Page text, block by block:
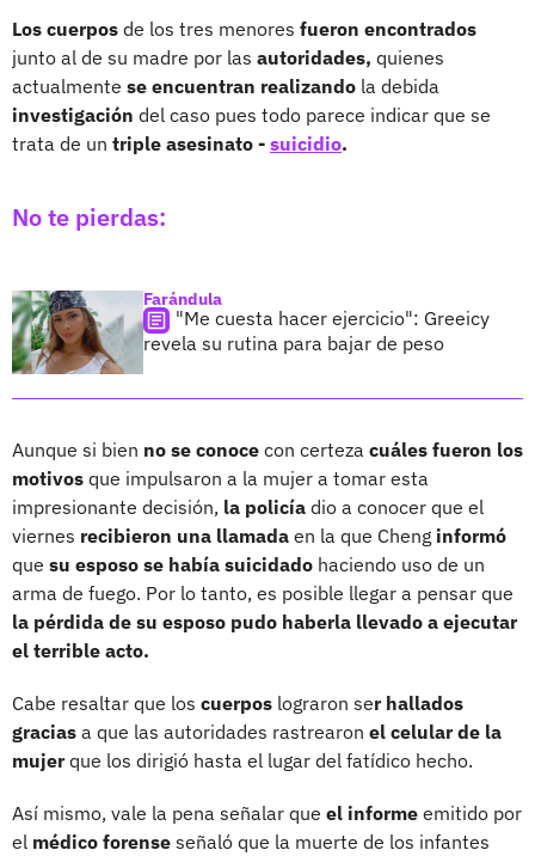
Los cuerpos de los tres menores fueron encontrados
junto al de su madre por las autoridades, quienes
actualmente se encuentran realizando la debida
investigación del caso pues todo parece indicar que se
trata de un triple asesinato - suicidio.
No te pierdas:
Farándula
"Me cuesta hacer ejercicio": Greeicy
revela su rutina para bajar de peso
Aunque si bien no se conoce con certeza cuáles fueron los
motivos que impulsaron a la mujer a tomar esta
impresionante decisión, la policía dio a conocer que el
viernes recibieron una llamada en la que Cheng informó
que su esposo se había suicidado haciendo uso de un
arma de fuego. Por lo tanto, es posible llegar a pensar que
la pérdida de su esposo pudo haberla llevado a ejecutar
el terrible acto.
Cabe resaltar que los cuerpos lograron ser hallados
gracias a que las autoridades rastrearon el celular de la
mujerque los dirigió hasta el lugar del fatídico hecho.
Así mismo, vale la pena señalar que el informe emitido por
el médico forense señaló que la muerte de los infantes